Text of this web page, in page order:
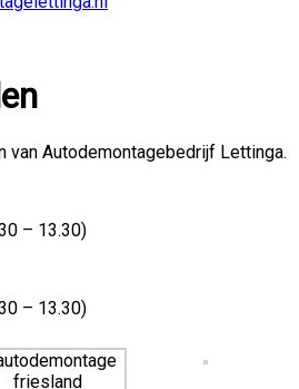
van Autodemontagebedrijf Lettinga.
– 13.30)
– 13.30)